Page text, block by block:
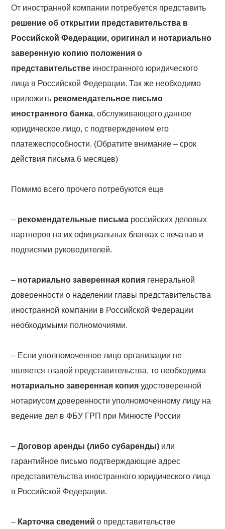
От иностранной компании потребуется представить
решение об открытии представительства в
Российской Федерации, оригинал и нотариально
заверенную копию положения о
представительстве иностранного юридического
лица в Российской Федерации. Так же необходимо
приложить рекомендательное письмо
иностранного банка, обслуживающего данное
юридическое лицо, с подтверждением его
платежеспособности. (Обратите внимание – срок
действия письма 6 месяцев)
Помимо всего прочего потребуются еще
– рекомендательные письма российских деловых
партнеров на их официальных бланках с печатью и
подписями руководителей.
– нотариально заверенная копия генеральной
доверенности о наделении главы представительства
иностранной компании в Российской Федерации
необходимыми полномочиями.
– Если уполномоченное лицо организации не
является главой представительства, то необходима
нотариально заверенная копия удостоверенной
нотариусом доверенности уполномоченному лицу на
ведение дел в ФБУ ГРП при Минюсте России
–Договор аренды (либо субаренды) или
гарантийное письмо подтверждающие адрес
представительства иностранного юридического лица
в Российской Федерации.
– Карточка сведений о представительстве